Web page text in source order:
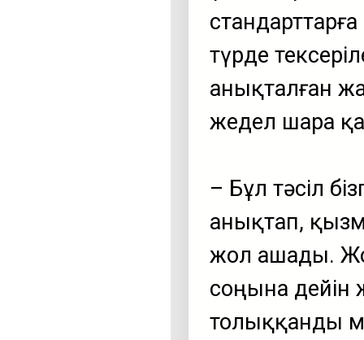
түрде
анықталған
жедел шара
– Бұл тәсіл
анықтап,
жол ашады.
соңына дейін
толыққанды